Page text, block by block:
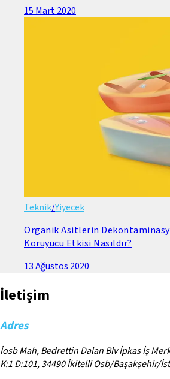
15 Mart 2020
Teknik/Yiyecek
Organik Asitlerin
Koruyucu Etkisi Nasıldır?
13 Ağustos 2020
İletişim
Adres
İosb Mah, Bedrettin Dalan Blv İpkas İş
K:1 D:101, 34490 İkitelli Osb/Başakşehir/